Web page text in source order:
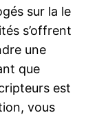
sur la le
s’offrent
une
que
est
vous